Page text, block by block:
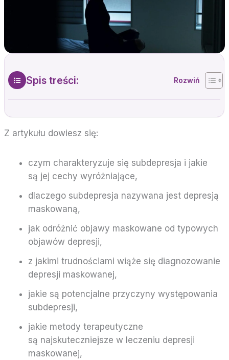
Spis treści:
Z artykułu dowiesz się:
czym charakteryzuje się subdepresja i jakie
są jej cechy wyróżniające,
dlaczego subdepresja nazywana jest depresją
maskowaną,
jak odróżnić objawy maskowane od typowych
objawów depresji,
z jakimi trudnościami wiąże się diagnozowanie
depresji maskowanej,
jakie są potencjalne przyczyny występowania
subdepresji,
jakie metody terapeutyczne
są najskuteczniejsze w leczeniu depresji
maskowanej,